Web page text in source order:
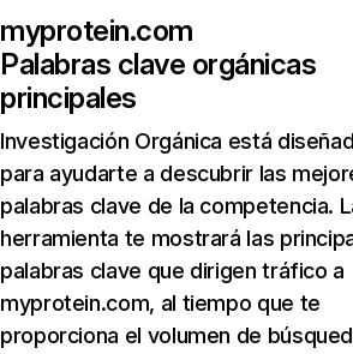
myprotein.com
Palabras clave orgánicas
principales
Investigación Orgánica está
para ayudarte a descubrir las
palabras clave de la competencia.
herramienta te mostrará las
palabras clave que dirigen tráfico a
myprotein.com, al tiempo que te
proporciona el volumen de